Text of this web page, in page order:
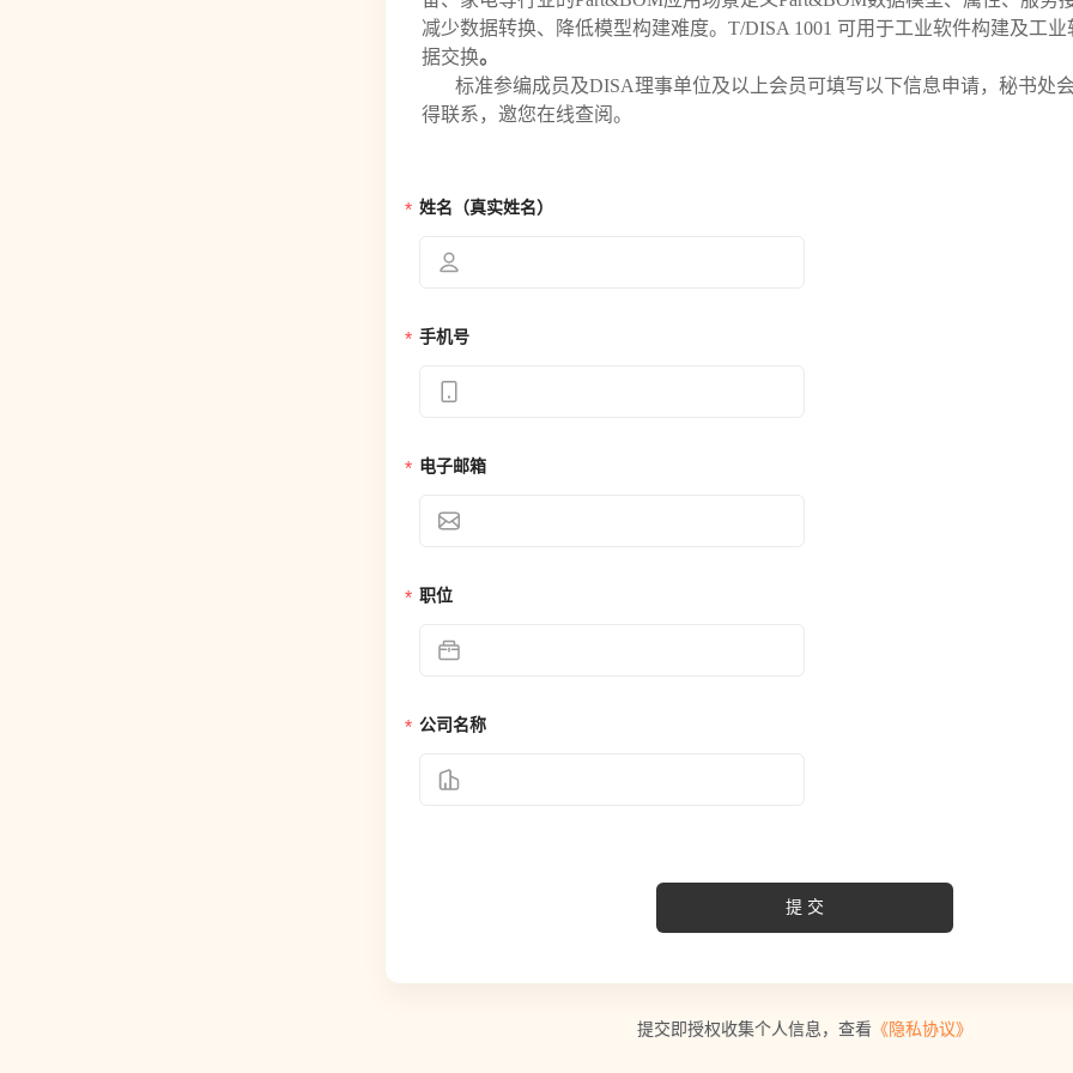
减少数据转换、降低模型构建难度。T/DISA 1001 可用于工业软件构建及工
据交换。
标准参编成员及DISA理事单位及以上会员可填写以下信息申请，秘书处
得联系，邀您在线查阅。
姓名（真实姓名）
手机号
电子邮箱
职位
公司名称
提交
提交即授权收集个人信息，查看 《隐私协议》